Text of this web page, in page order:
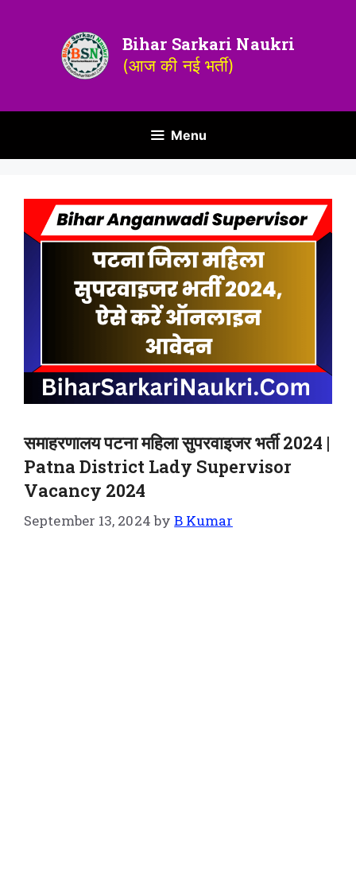
Bihar Sarkari Naukri
(आज की नई भर्ती)
Menu
समाहरणालय पटना महिला सुपरवाइजर भर्ती 2024 |
Patna District Lady Supervisor
Vacancy 2024
September 13, 2024 byB Kumar